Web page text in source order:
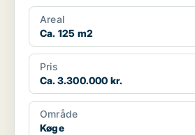
Areal
Ca. 125 m2
Pris
Ca. 3.300.000 kr.
Område
Køge